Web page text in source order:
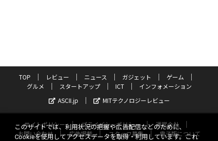
TOP レビュー ニュース ガジェット
ゲーム
グルメ
スタートアップ ICT
インフォメーション
ASCII.jp
MITテクノロジーレビュー
サイトポリシー プライバシーポリシー
運営会社
お問い合わせ
広告掲載 スタッフ募集
電子版について
このサイトでは、利用状況の把握や広告配信などのために、
Cookieを使用してアクセスデータを取得・利用しています。これ